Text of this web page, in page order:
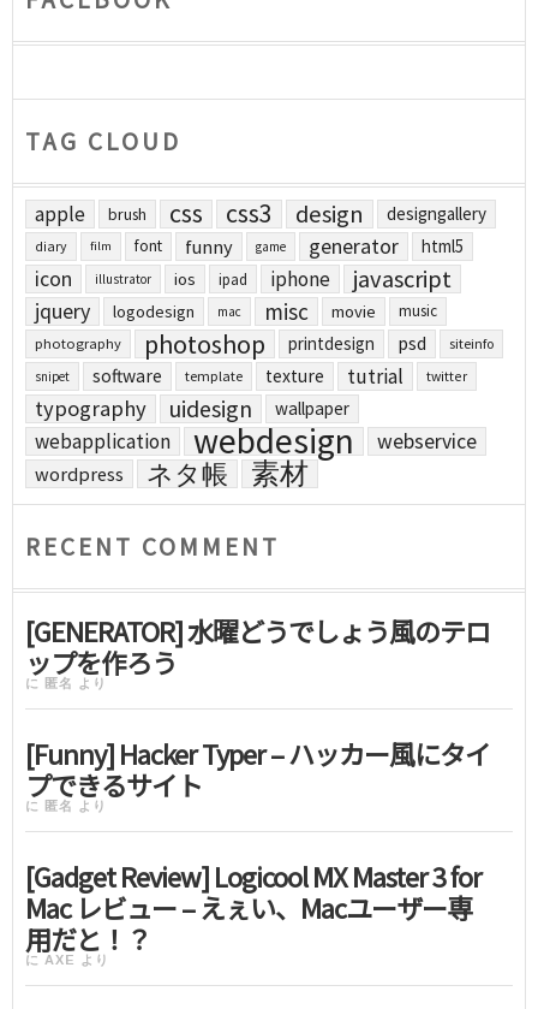
TAG CLOUD
apple brush css css3 design designgallery
diary film font funny game generator html5
icon illustrator ios ipad iphone javascript
jquery logodesign mac misc movie music
photography photoshop printdesign psd siteinfo
snipet software template texture tutrial twitter
typography uidesign wallpaper
webapplication webdesign webservice
wordpress ネタ帳 素材
RECENT COMMENT
[GENERATOR] 水曜どうでしょう風のテロ
ップを作ろう
に 匿名 より
[Funny] Hacker Typer – ハッカー風にタイ
プできるサイト
に 匿名 より
[Gadget Review] Logicool MX Master 3 for
Mac レビュー – えぇい、Macユーザー専
用だと！？
に AXE より